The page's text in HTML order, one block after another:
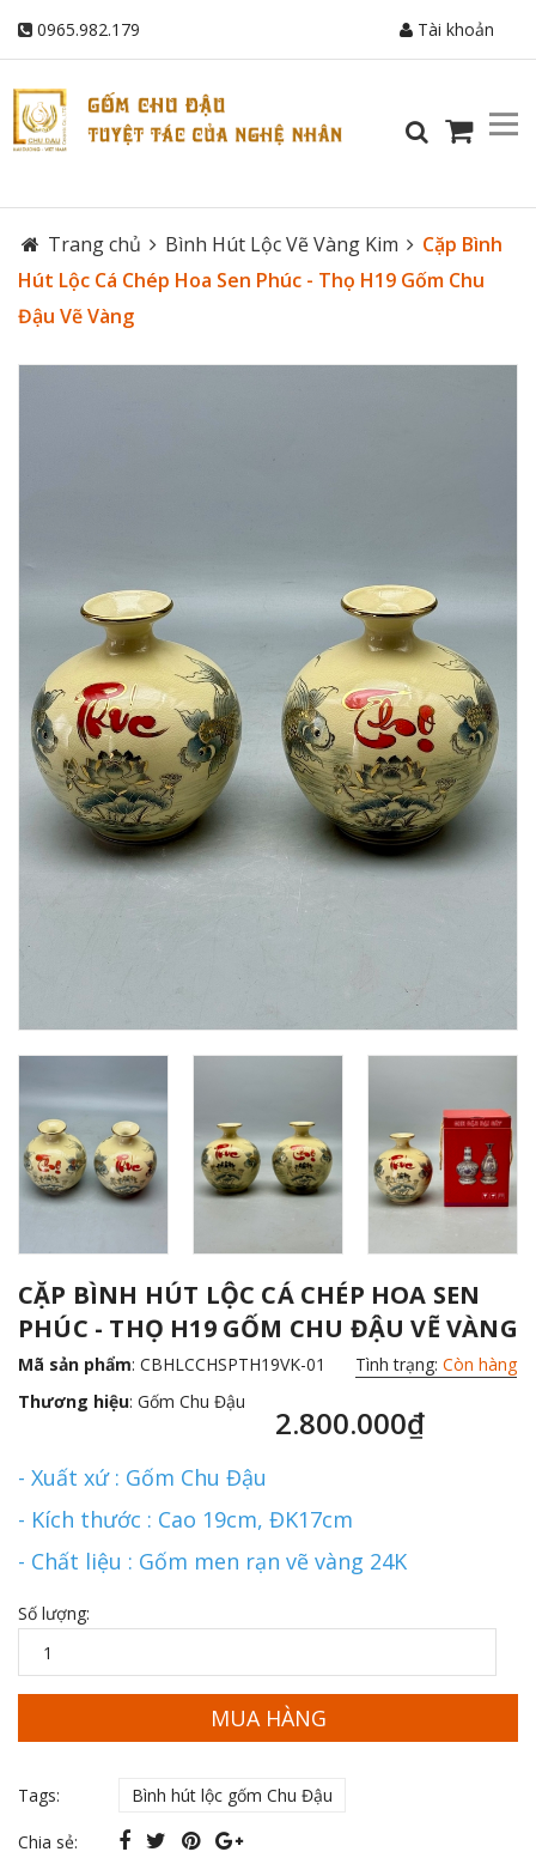
0965.982.179 Tài khoản
Trang chủ Bình Hút Lộc Vẽ Vàng Kim
Cặp Bình
Hút Lộc Cá Chép Hoa Sen Phúc - Thọ H19 Gốm Chu
Đậu Vẽ Vàng
CẶP BÌNH HÚT LỘC CÁ CHÉP HOA SEN
PHÚC - THỌ H19 GỐM CHU ĐẬU VẼ VÀNG
Mã sản phẩm: CBHLCCHSPTH19VK-01
Thương hiệu: Gốm Chu Đậu
Tình trạng: Còn hàng
2.800.000₫
- Xuất xứ : Gốm Chu Đậu
- Kích thước : Cao 19cm, ĐK17cm
- Chất liệu : Gốm men rạn vẽ vàng 24K
Số lượng:
MUA HÀNG
Tags: Bình hút lộc gốm Chu Đậu
Chia sẻ: